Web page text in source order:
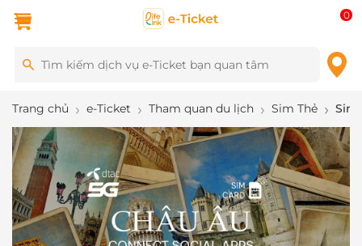
0
Trang chủ e-Ticket Tham quan du lịch Sim Thẻ Sim